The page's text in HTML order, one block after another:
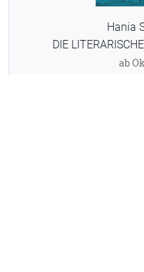
Hania
DIE
ab